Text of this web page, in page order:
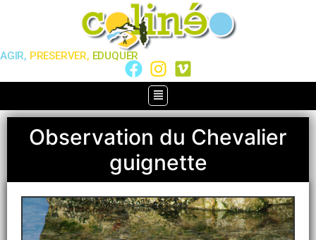
AGIR, PRESERVER, EDUQUER
Observation du Chevalier
guignette